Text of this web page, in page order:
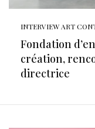
INTERVIEW ART
Fondation
création,
directrice